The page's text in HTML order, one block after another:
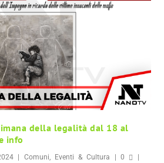
della legalità dal 18 al
info
| Comuni, Eventi & Cultura |0